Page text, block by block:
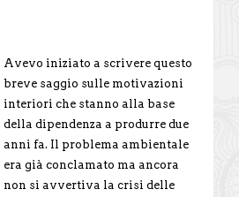
Avevo iniziato a scrivere questo
breve saggio sulle motivazioni
interiori che stanno alla base
della dipendenza a produrre due
anni fa. Il problema ambientale
era già conclamato ma ancora
non si avvertiva la crisi delle